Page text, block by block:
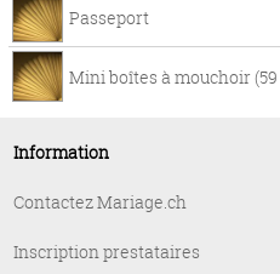
Passeport
Mini boîtes à mouchoir
Information
Contactez Mariage.ch
Inscription prestataires